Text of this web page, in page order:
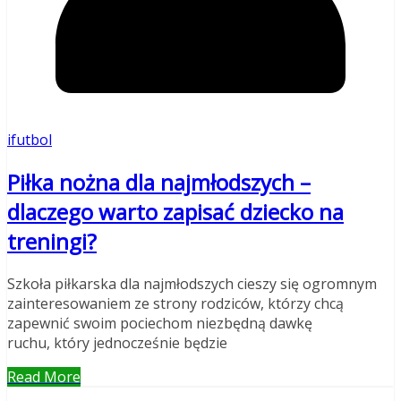
ifutbol
Piłka nożna dla najmłodszych –
dlaczego warto zapisać dziecko na
treningi?
Szkoła piłkarska dla najmłodszych cieszy się ogromnym
zainteresowaniem ze strony rodziców, którzy chcą
zapewnić swoim pociechom niezbędną dawkę
ruchu, który jednocześnie będzie
Read More